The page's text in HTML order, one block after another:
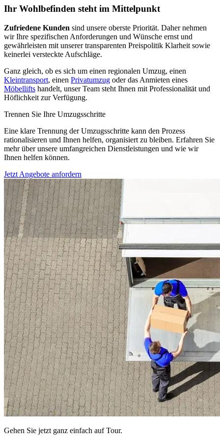
Ihr Wohlbefinden steht im Mittelpunkt
Zufriedene Kunden sind unsere oberste Priorität. Daher nehmen
wir Ihre spezifischen Anforderungen und Wünsche ernst und
gewährleisten mit unserer transparenten Preispolitik Klarheit sowie
keinerlei versteckte Aufschläge.
Ganz gleich, ob es sich um einen regionalen Umzug, einen
Kleintransport, einen Privatumzug oder das Anmieten eines
Möbellifts handelt, unser Team steht Ihnen mit Professionalität und
Höflichkeit zur Verfügung.
Trennen Sie Ihre Umzugsschritte
Eine klare Trennung der Umzugsschritte kann den Prozess
rationalisieren und Ihnen helfen, organisiert zu bleiben. Erfahren Sie
mehr über unsere umfangreichen Dienstleistungen und wie wir
Ihnen helfen können.
Jetzt Angebote anfordern
Gehen Sie jetzt ganz einfach auf Tour.